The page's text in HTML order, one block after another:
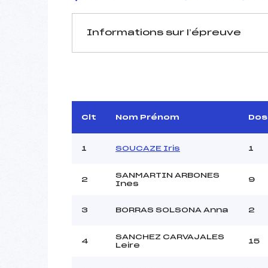
Informations sur l’épreuve
Arbitre :
Assistant :
MANCHE 1
Ouvreurs A :
Clt Nom Prénom Dos
1 SOUCAZE Iris 1
2
SANMARTIN ARBONES
Ines
9
3 BORRAS SOLSONA Anna 2
4
SANCHEZ CARVAJALES
Leire
15